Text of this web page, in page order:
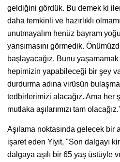
geldiğini gördük. Bu demek ki
daha temkinli ve hazırlıklı
unutmayalım henüz bayram
yansımasını görmedik.
başlayacağız. Bunu yaşamamak
hepimizin yapabileceği bir şey
durdurma adına virüsün
tedbirlerimizi alacağız. Ama her
mutlaka aşılarımızı tam
Aşılama noktasında gelecek bir
işaret eden Yiyit, "Son dalgayı
dalgaya aşılı bir 65 yaş üstüyle